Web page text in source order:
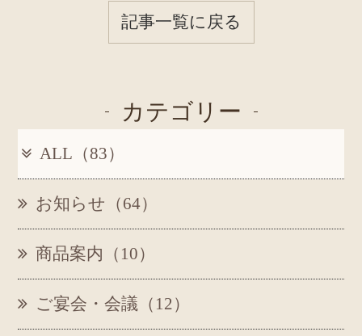
記事一覧に戻る
カテゴリー
ALL（83）
お知らせ（64）
商品案内（10）
ご宴会・会議（12）